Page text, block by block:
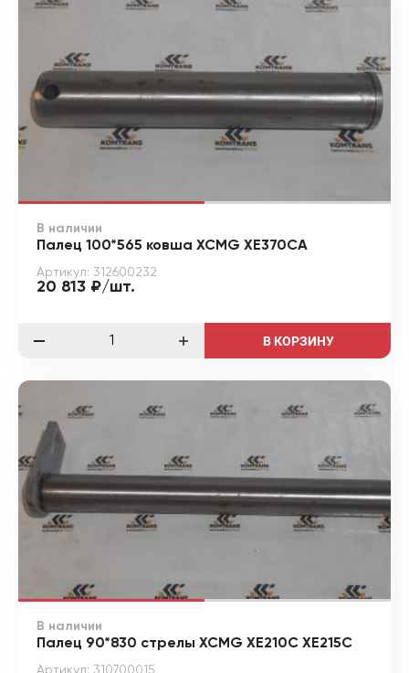
В наличии
Палец 100*565 ковша XCMG XE370CA
Артикул: 312600232
20 813 ₽/шт.
В КОРЗИНУ
В наличии
Палец 90*830 стрелы XCMG XE210C XE215C
Артикул: 310700015